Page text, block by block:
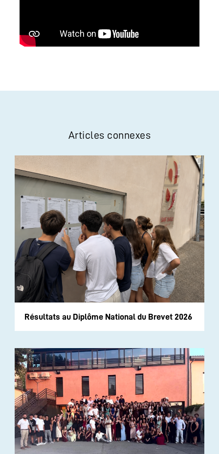
Articles connexes
Résultats au Diplôme National du Brevet 2026